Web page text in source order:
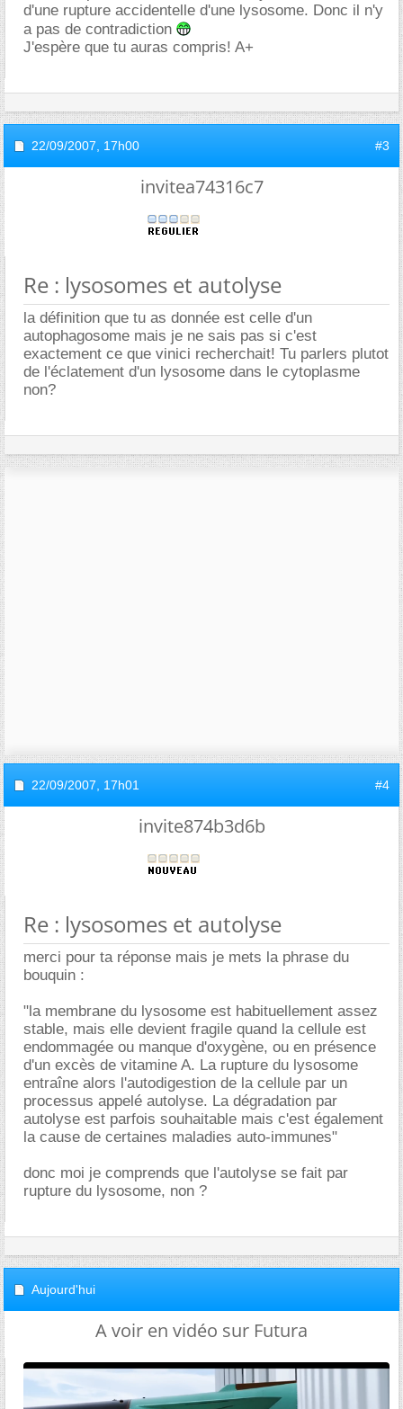
d'une rupture accidentelle d'une lysosome. Donc il n'y
a pas de contradiction
J'espère que tu auras compris! A+
22/09/2007, 17h00 #3
invitea74316c7
Re : lysosomes et autolyse
la définition que tu as donnée est celle d'un
autophagosome mais je ne sais pas si c'est
exactement ce que vinici recherchait! Tu parlers plutot
de l'éclatement d'un lysosome dans le cytoplasme
non?
22/09/2007, 17h01 #4
invite874b3d6b
Re : lysosomes et autolyse
merci pour ta réponse mais je mets la phrase du
bouquin :
"la membrane du lysosome est habituellement assez
stable, mais elle devient fragile quand la cellule est
endommagée ou manque d'oxygène, ou en présence
d'un excès de vitamine A. La rupture du lysosome
entraîne alors l'autodigestion de la cellule par un
processus appelé autolyse. La dégradation par
autolyse est parfois souhaitable mais c'est également
la cause de certaines maladies auto-immunes"
donc moi je comprends que l'autolyse se fait par
rupture du lysosome, non ?
Aujourd'hui
A voir en vidéo sur Futura